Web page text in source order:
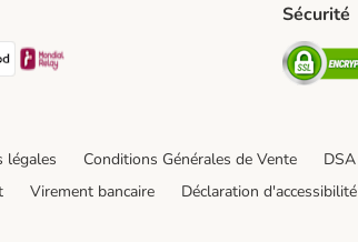
Method
Shipping Method
DPD Shipping Method
Mondial relay Shipping Method
Sécurité
légales Conditions Générales de Vente DSA
Virement bancaire Déclaration d'accessibilité